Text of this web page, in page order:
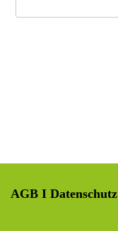
AGB I Datenschutz